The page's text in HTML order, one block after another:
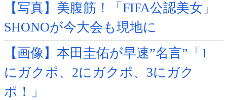
【写真】美腹筋！「FIFA公認美女」
SHONOが今大会も現地に
【画像】本田圭佑が早速”名言”「1
にガクポ、2にガクポ、3にガク
ポ！」